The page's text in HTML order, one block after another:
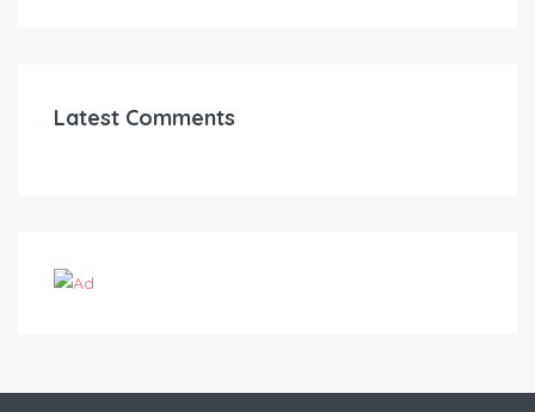
Latest Comments